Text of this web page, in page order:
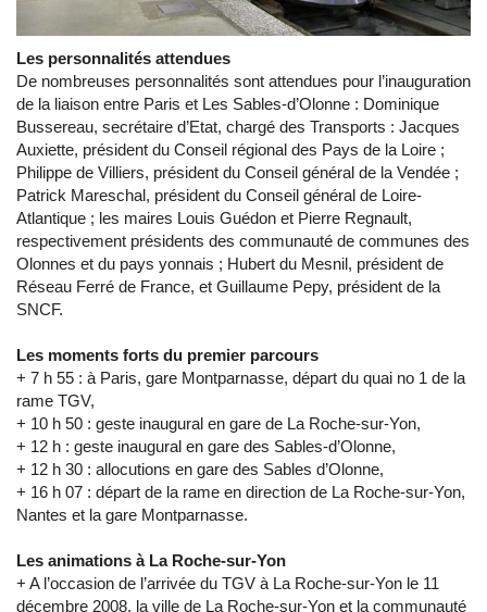
Les personnalités attendues
De nombreuses personnalités sont attendues pour l’inauguration
de la liaison entre Paris et Les Sables-d’Olonne : Dominique
Bussereau, secrétaire d’Etat, chargé des Transports : Jacques
Auxiette, président du Conseil régional des Pays de la Loire ;
Philippe de Villiers, président du Conseil général de la Vendée ;
Patrick Mareschal, président du Conseil général de Loire-
Atlantique ; les maires Louis Guédon et Pierre Regnault,
respectivement présidents des communauté de communes des
Olonnes et du pays yonnais ; Hubert du Mesnil, président de
Réseau Ferré de France, et Guillaume Pepy, président de la
SNCF.
Les moments forts du premier parcours
+ 7 h 55 : à Paris, gare Montparnasse, départ du quai no 1 de la
rame TGV,
+ 10 h 50 : geste inaugural en gare de La Roche-sur-Yon,
+ 12 h : geste inaugural en gare des Sables-d’Olonne,
+ 12 h 30 : allocutions en gare des Sables d’Olonne,
+ 16 h 07 : départ de la rame en direction de La Roche-sur-Yon,
Nantes et la gare Montparnasse.
Les animations à La Roche-sur-Yon
+ A l’occasion de l’arrivée du TGV à La Roche-sur-Yon le 11
décembre 2008, la ville de La Roche-sur-Yon et la communauté